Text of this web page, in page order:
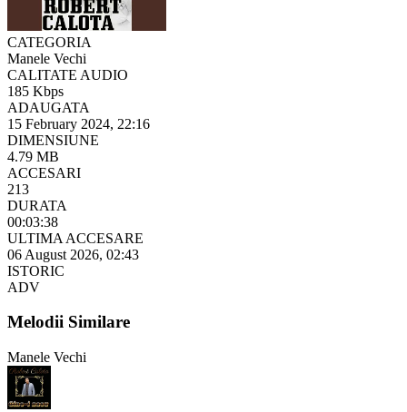
CATEGORIA
Manele Vechi
CALITATE AUDIO
185 Kbps
ADAUGATA
15 February 2024, 22:16
DIMENSIUNE
4.79 MB
ACCESARI
213
DURATA
00:03:38
ULTIMA ACCESARE
06 August 2026, 02:43
ISTORIC
ADV
Melodii Similare
Manele Vechi